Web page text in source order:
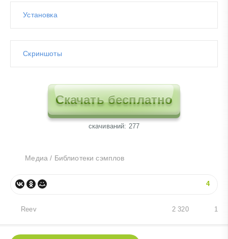
Установка
Скриншоты
Скачать бесплатно
cкачиваний: 277
Медиа / Библиотеки сэмплов
4
Reev 1
2 320